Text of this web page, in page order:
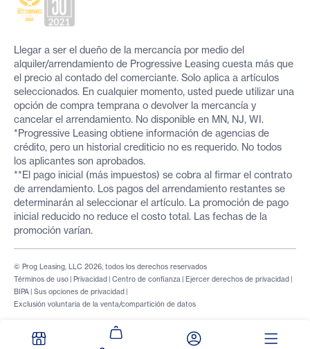
Llegar a ser el dueño de la mercancía por medio del
alquiler/arrendamiento de Progressive Leasing cuesta más que
el precio al contado del comerciante. Solo aplica a artículos
seleccionados. En cualquier momento, usted puede utilizar una
opción de compra temprana o devolver la mercancía y
cancelar el arrendamiento. No disponible en MN, NJ, WI.
*Progressive Leasing obtiene información de agencias de
crédito, pero un historial crediticio no es requerido. No todos
los aplicantes son aprobados.
**El pago inicial (más impuestos) se cobra al firmar el contrato
de arrendamiento. Los pagos del arrendamiento restantes se
determinarán al seleccionar el artículo. La promoción de pago
inicial reducido no reduce el costo total. Las fechas de la
promoción varían.
Términos de uso | Privacidad | Centro de confianza | Ejercer derechos de privacidad |
BIPA | Sus opciones de privacidad |
Exclusión voluntaria de la venta/compartición de datos
© Prog Leasing, LLC 2026, todos los derechos reservados